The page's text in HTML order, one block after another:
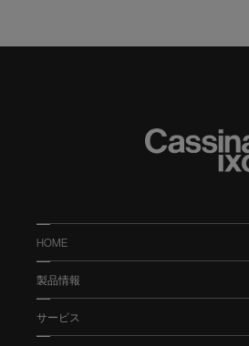
HOME
製品情報
サービス